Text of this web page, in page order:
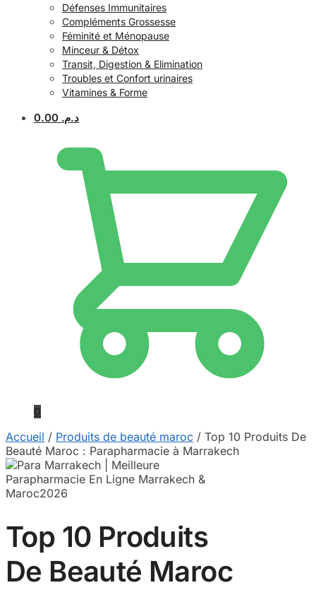
Défenses Immunitaires
Compléments Grossesse
Féminité et Ménopause
Minceur & Détox
Transit, Digestion & Elimination
Troubles et Confort urinaires
Vitamines & Forme
د.م. 0.00
0
Accueil / Produits de beauté maroc / Top 10 Produits De
Beauté Maroc : Parapharmacie à Marrakech
Top 10 Produits
De Beauté Maroc